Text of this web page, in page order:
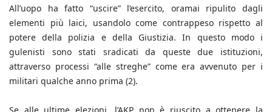
All’uopo ha fatto “uscire” l’esercito, oramai ripulito dagli
elementi più laici, usandolo come contrappeso rispetto al
potere della polizia e della Giustizia. In questo modo i
gulenisti sono stati sradicati da queste due istituzioni,
attraverso processi “alle streghe” come era avvenuto per i
militari qualche anno prima (2).
Se alle ultime elezioni, l’AKP non è riuscito a ottenere la